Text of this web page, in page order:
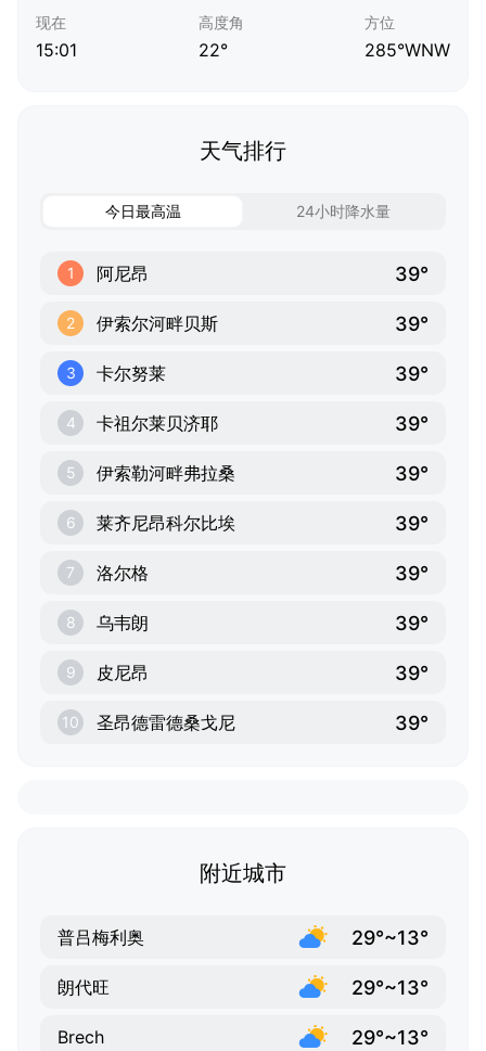
现在
15:01
高度角
22°
方位
285°WNW
天气排行
今日最高温 24小时降水量
1 阿尼昂 39°
2 伊索尔河畔贝斯 39°
3 卡尔努莱 39°
4 卡祖尔莱贝济耶 39°
5 伊索勒河畔弗拉桑 39°
6 莱齐尼昂科尔比埃 39°
7 洛尔格 39°
8 乌韦朗 39°
9 皮尼昂 39°
10 圣昂德雷德桑戈尼 39°
附近城市
普吕梅利奥 29°~13°
朗代旺 29°~13°
Brech 29°~13°